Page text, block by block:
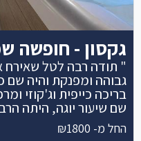
גקסון - חופשה
" תודה רבה לטל שאירח
גבוהה ומפנקת והיה שם
בריכה כייפית וג'קוזי
שם שיעור יוגה, היתה
החל מ- ₪1800